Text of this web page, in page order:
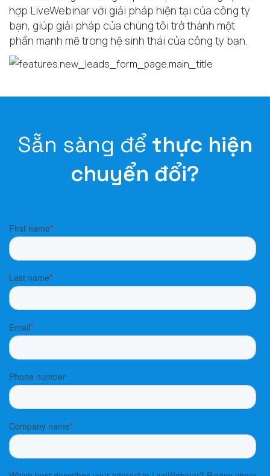
hợp LiveWebinar với giải pháp hiện tại của công ty
bạn, giúp giải pháp của chúng tôi trở thành một
phần mạnh mẽ trong hệ sinh thái của công ty bạn.
Sẵn sàng để thực hiện
chuyển đổi?